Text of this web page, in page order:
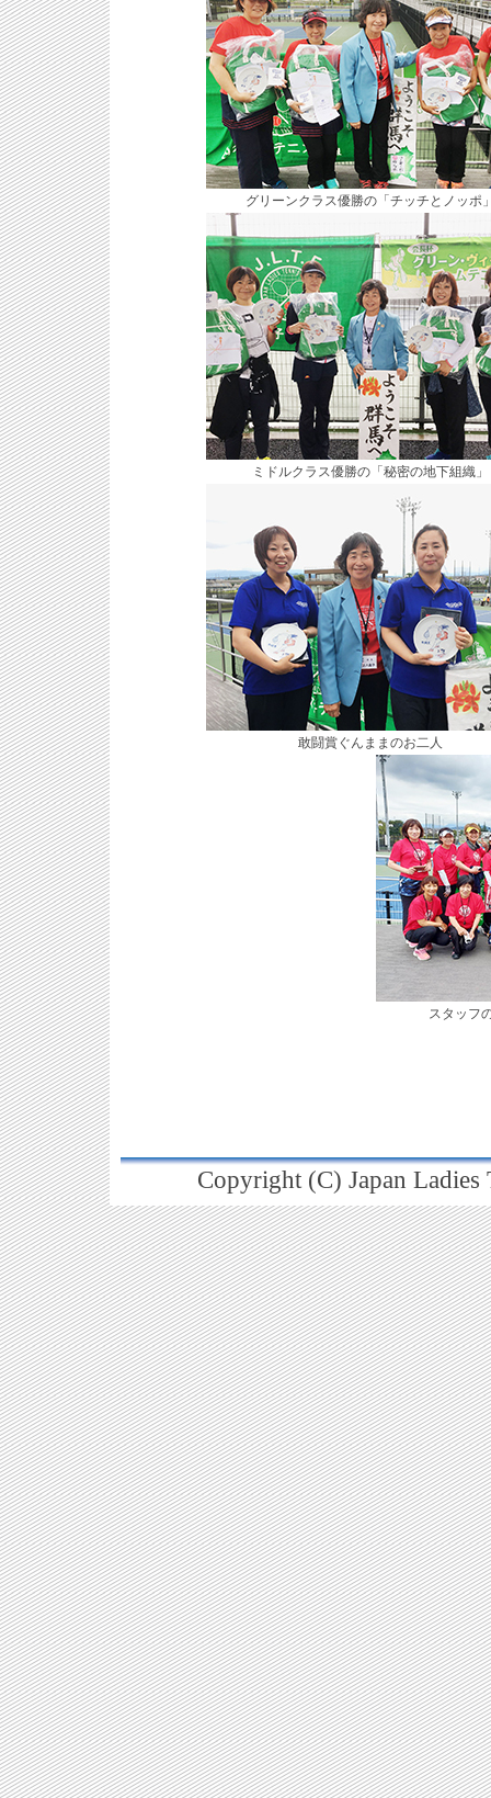
グリーンクラス優勝の「チッチとノッポ
ミドルクラス優勝の「秘密の地下組織」
敢闘賞ぐんままのお二人
スタッフ
Copyright (C) Japan